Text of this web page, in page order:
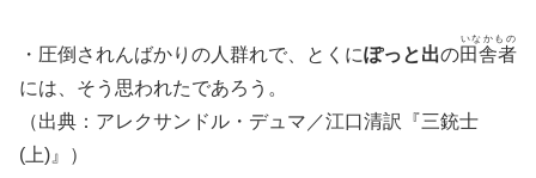
・圧倒されんばかりの人群れで、とくにぽっと出の田舎者
いなかもの
には、そう思われたであろう。
（出典：アレクサンドル・デュマ／江口清訳『三銃士
(上)』）